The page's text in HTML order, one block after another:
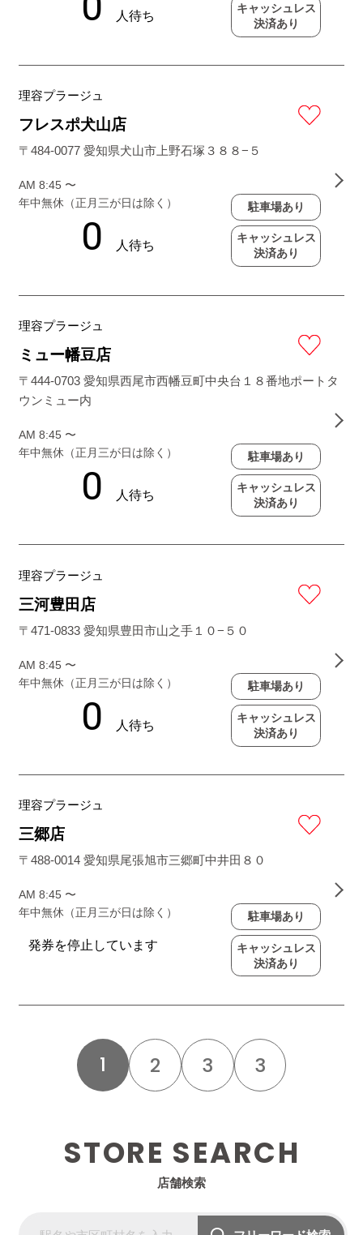
キャッシュレス
決済あり
理容プラージュ
フレスポ犬山店
〒484-0077 愛知県犬山市上野石塚３８８−５
AM 8:45 〜
年中無休（正月三が日は除く）
駐車場あり
キャッシュレス
決済あり
理容プラージュ
ミュー幡豆店
〒444-0703 愛知県西尾市西幡豆町中央台１８番地ポートタ
ウンミュー内
AM 8:45 〜
年中無休（正月三が日は除く）
駐車場あり
キャッシュレス
決済あり
理容プラージュ
三河豊田店
〒471-0833 愛知県豊田市山之手１０−５０
AM 8:45 〜
年中無休（正月三が日は除く）
駐車場あり
キャッシュレス
決済あり
理容プラージュ
三郷店
〒488-0014 愛知県尾張旭市三郷町中井田８０
AM 8:45 〜
年中無休（正月三が日は除く）
駐車場あり
キャッシュレス
決済あり
1 2 3 3
STORE SEARCH
店舗検索